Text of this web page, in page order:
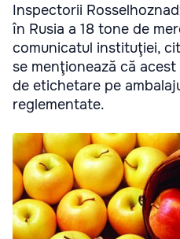
Inspectorii
în Rusia a 18 tone de
comunicatul instituţiei,
se menţionează că
de etichetare pe
reglementate.